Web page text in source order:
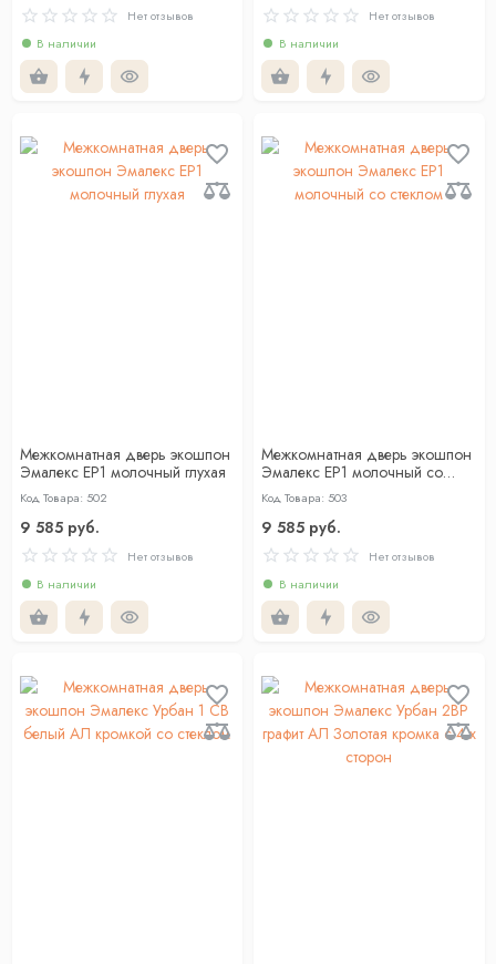
Нет отзывов
В наличии
Нет отзывов
В наличии
Межкомнатная дверь экошпон
Эмалекс ЕР1 молочный глухая
Код Товара: 502
9 585 руб.
Нет отзывов
В наличии
Межкомнатная дверь экошпон
Эмалекс ЕР1 молочный со
стеклом
Код Товара: 503
9 585 руб.
Нет отзывов
В наличии